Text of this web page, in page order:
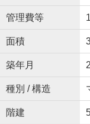
管理費等
面積
築年月
種別 / 構造
階建